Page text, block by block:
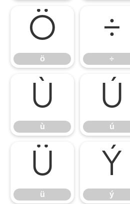
ö
ö
÷
÷
ù
ù
ú
ú
ü
ü
ý
ý